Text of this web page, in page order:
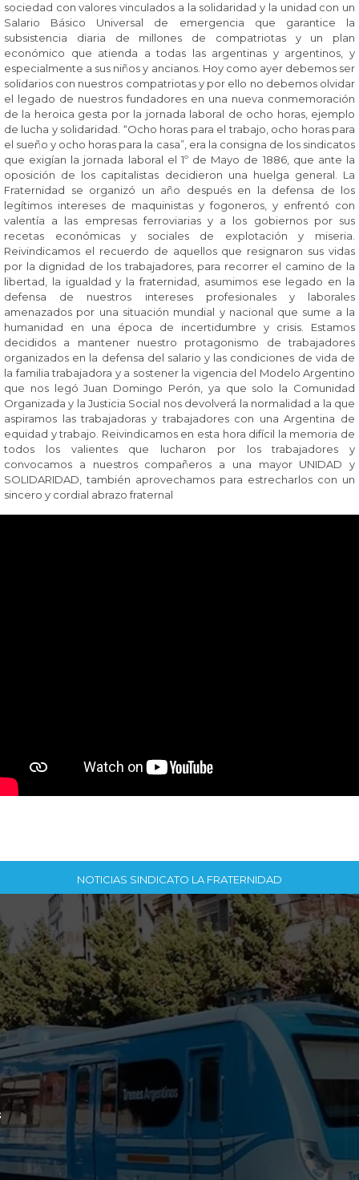
sociedad con valores vinculados a la solidaridad y la unidad con un
Salario Básico Universal de emergencia que garantice la
subsistencia diaria de millones de compatriotas y un plan
económico que atienda a todas las argentinas y argentinos, y
especialmente a sus niños y ancianos. Hoy como ayer debemos ser
solidarios con nuestros compatriotas y por ello no debemos olvidar
el legado de nuestros fundadores en una nueva conmemoración
de la heroica gesta por la jornada laboral de ocho horas, ejemplo
de lucha y solidaridad. “Ocho horas para el trabajo, ocho horas para
el sueño y ocho horas para la casa”, era la consigna de los sindicatos
que exigían la jornada laboral el 1º de Mayo de 1886, que ante la
oposición de los capitalistas decidieron una huelga general. La
Fraternidad se organizó un año después en la defensa de los
legítimos intereses de maquinistas y fogoneros, y enfrentó con
valentía a las empresas ferroviarias y a los gobiernos por sus
recetas económicas y sociales de explotación y miseria.
Reivindicamos el recuerdo de aquellos que resignaron sus vidas
por la dignidad de los trabajadores, para recorrer el camino de la
libertad, la igualdad y la fraternidad, asumimos ese legado en la
defensa de nuestros intereses profesionales y laborales
amenazados por una situación mundial y nacional que sume a la
humanidad en una época de incertidumbre y crisis. Estamos
decididos a mantener nuestro protagonismo de trabajadores
organizados en la defensa del salario y las condiciones de vida de
la familia trabajadora y a sostener la vigencia del Modelo Argentino
que nos legó Juan Domingo Perón, ya que solo la Comunidad
Organizada y la Justicia Social nos devolverá la normalidad a la que
aspiramos las trabajadoras y trabajadores con una Argentina de
equidad y trabajo. Reivindicamos en esta hora difícil la memoria de
todos los valientes que lucharon por los trabajadores y
convocamos a nuestros compañeros a una mayor UNIDAD y
SOLIDARIDAD, también aprovechamos para estrecharlos con un
sincero y cordial abrazo fraternal
NOTICIAS SINDICATO LA FRATERNIDAD